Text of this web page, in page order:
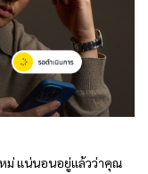
ม่ แน่นอนอยู่แล้วว่าคุณ